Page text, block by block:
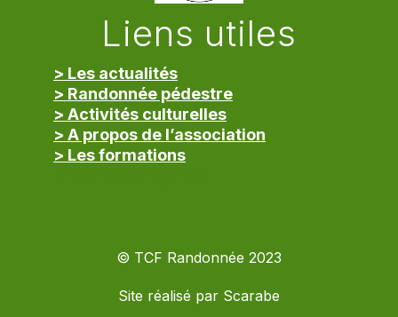
Liens utiles
> Les actualités
> Randonnée pédestre
> Activités culturelles
> A propos de l’association
> Les formations
© TCF Randonnée 2023
Site réalisé par Scarabe